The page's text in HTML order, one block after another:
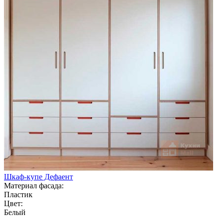
Шкаф-купе Дефаент
Материал фасада:
Пластик
Цвет:
Белый